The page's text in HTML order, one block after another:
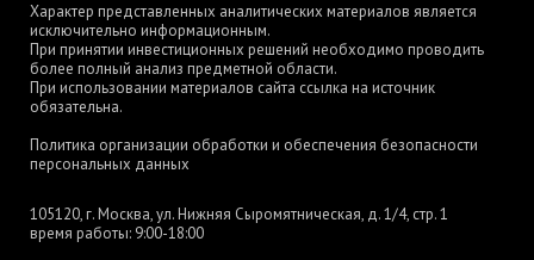
Характер представленных аналитических материалов является
исключительно информационным.
При принятии инвестиционных решений необходимо проводить
более полный анализ предметной области.
При использовании материалов сайта ссылка на источник
обязательна.
Политика организации обработки и обеспечения безопасности
персональных данных
105120, г. Москва, ул. Нижняя Сыромятническая, д. 1/4, стр. 1
время работы: 9:00-18:00